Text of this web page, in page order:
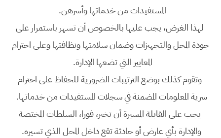
المستفيدات من خدماتها وأسرهن.
لهذا الغرض، يجب عليها بالخصوص أن تسهر باستمرار على
جودة المحل والتجهيزات وضمان سلامتها ونظافتها وعلى احترام
المعايير التي تضعها الإدارة.
وتقوم كذلك بوضع الترتيبات الضرورية للحفاظ على احترام
سرية المعلومات المضمنة في سجلات المستفيدات من خدماتها.
يجب على القابلة المسيرة أن تخبر، فورا، السلطات المختصة
والإدارة بأي عارض أو حادثة تقع داخل المحل الذي تسيره.